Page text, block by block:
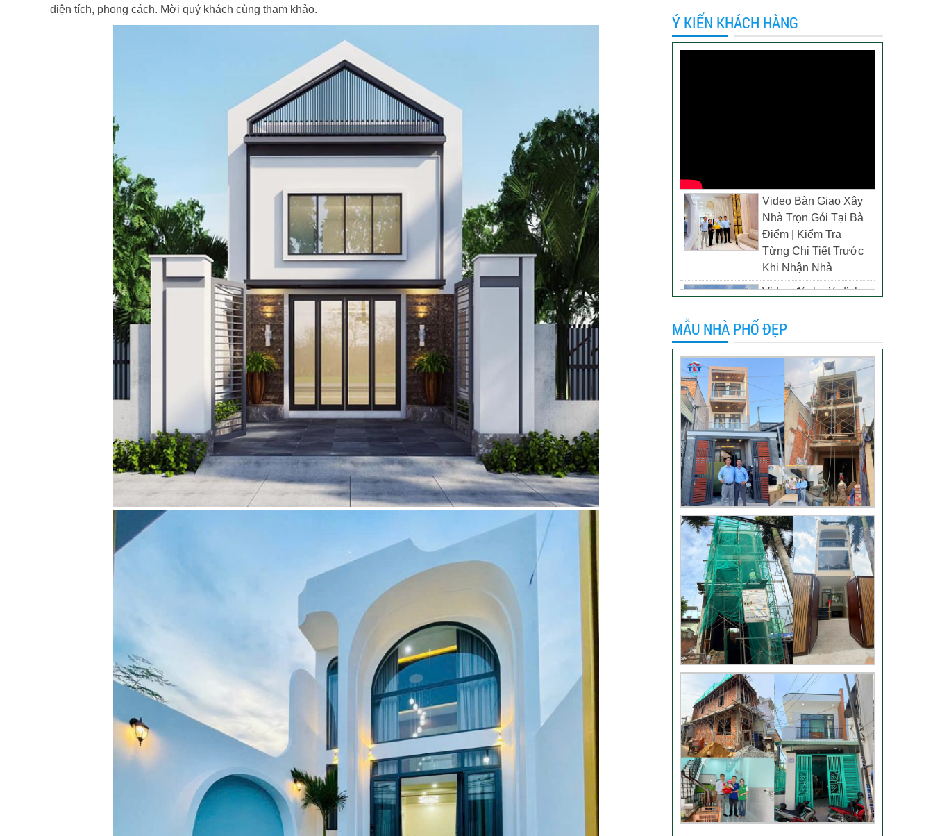
diện tích, phong cách. Mời quý khách cùng tham khảo.
Ý KIẾN KHÁCH HÀNG
Video Bàn Giao Xây
Nhà Trọn Gói Tại Bà
Điểm | Kiểm Tra
Từng Chi Tiết Trước
Khi Nhận Nhà
Video đánh giá dịch
Tân Uyên, Bình
Dương – Chủ đầu tư
anh Thương
Khách hàng đánh giá
dịch vụ xây dựng của
Đánh giá khách hàng
xây nhà tại Thủ Đức
Thi công móng nhà
có sàn vượt nhịp tại
Hóc Môn
Đánh giá của khách
hàng xây nhà 3 tầng
tại Thủ Đức
Video đánh giá của
khách hàng anh Hào
Quận Gò Vấp-Xây
nhà trọn gói
VIDEO đánh giá của
khách hàng xây nhà
MẪU NHÀ PHỐ ĐẸP